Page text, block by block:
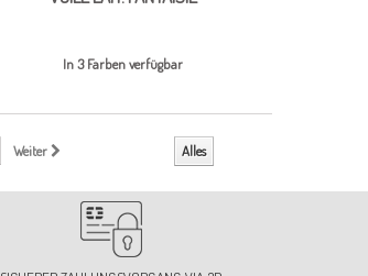
In 3 Farben verfügbar
Alles
Weiter